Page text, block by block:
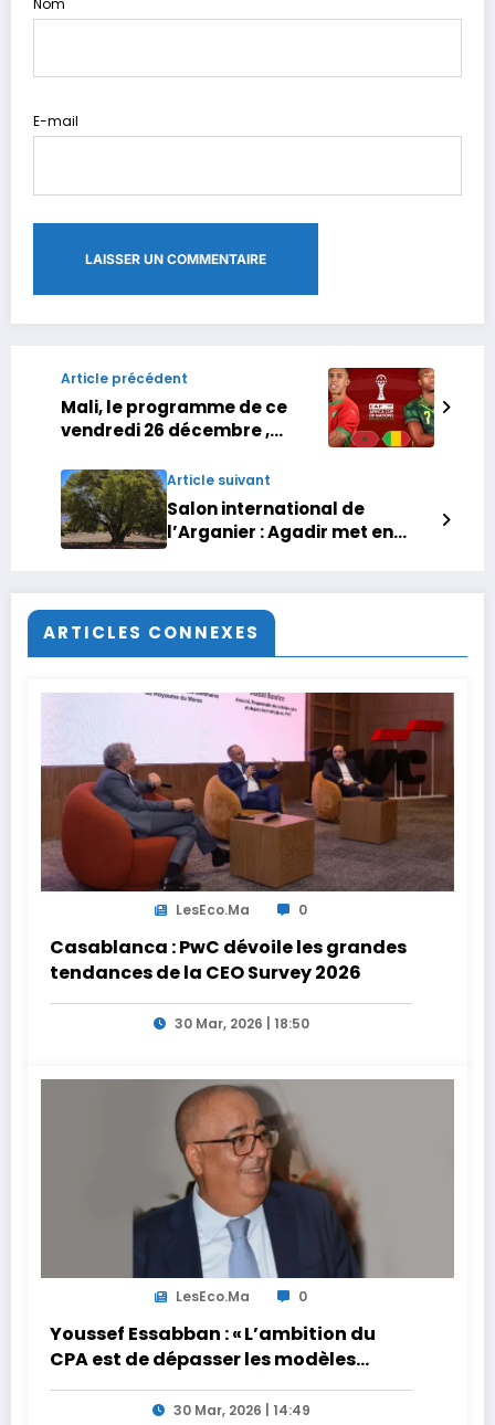
E-mail
Article précédent
Mali, le programme de ce
vendredi 26 décembre ,
Article suivant
Salon international de
l’Arganier : Agadir met en
ARTICLES CONNEXES
LesEco.ma 0
Casablanca : PwC dévoile les grandes
tendances de la CEO Survey 2026
30 Mar, 2026 | 18:50
LesEco.ma 0
Youssef Essabban : « L’ambition du
CPA est de dépasser les modèles
traditionnels et académiques de
formation en s’appuyant sur le
30 Mar, 2026 | 14:49